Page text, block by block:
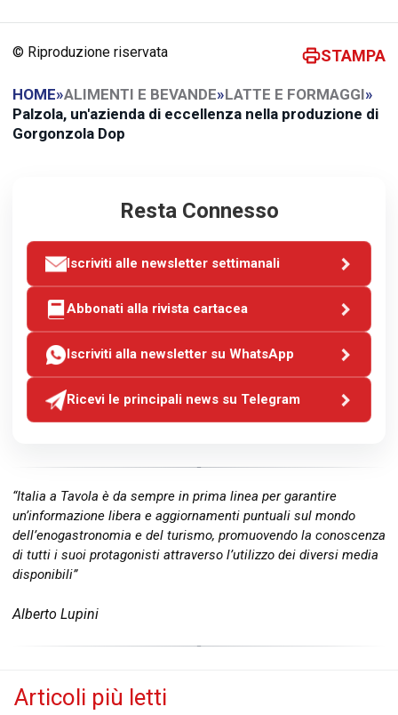
© Riproduzione riservata STAMPA
HOME»ALIMENTI E BEVANDE»LATTE E FORMAGGI»
Palzola, un'azienda di eccellenza nella produzione di
Gorgonzola Dop
Resta Connesso
Iscriviti alle newsletter settimanali
Abbonati alla rivista cartacea
Iscriviti alla newsletter su WhatsApp
Ricevi le principali news su Telegram
“Italia a Tavola è da sempre in prima linea per garantire
un’informazione libera e aggiornamenti puntuali sul mondo
dell’enogastronomia e del turismo, promuovendo la conoscenza
di tutti i suoi protagonisti attraverso l’utilizzo dei diversi media
disponibili”
Alberto Lupini
Articoli più letti